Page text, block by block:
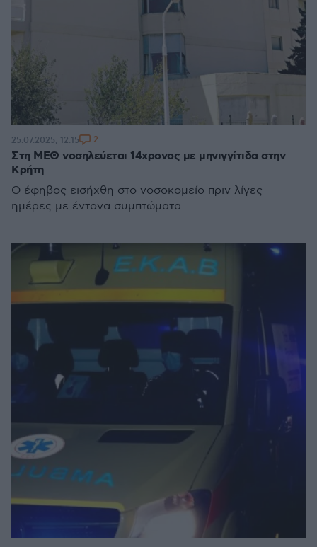
Στη ΜΕΘ νοσηλεύεται 14χρονος με μηνιγγίτιδα στην
Κρήτη
Ο έφηβος εισήχθη στο νοσοκομείο πριν λίγες
ημέρες με έντονα συμπτώματα
25.07.2025, 12:15 2